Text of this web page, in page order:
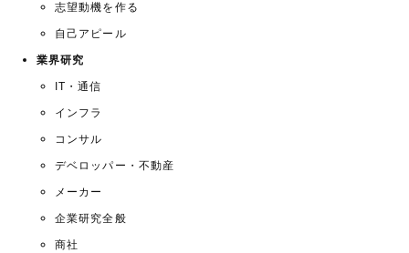
志望動機を作る
自己アピール
業界研究
IT・通信
インフラ
コンサル
デベロッパー・不動産
メーカー
企業研究全般
商社